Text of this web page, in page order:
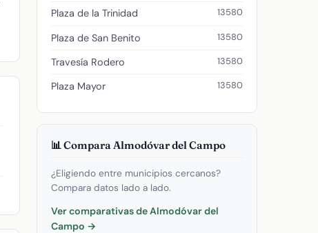
Plaza de la Trinidad 13580
Plaza de San Benito 13580
Travesía Rodero 13580
Plaza Mayor 13580
📊 Compara Almodóvar del Campo
¿Eligiendo entre municipios cercanos?
Compara datos lado a lado.
Ver comparativas de Almodóvar del
Campo →